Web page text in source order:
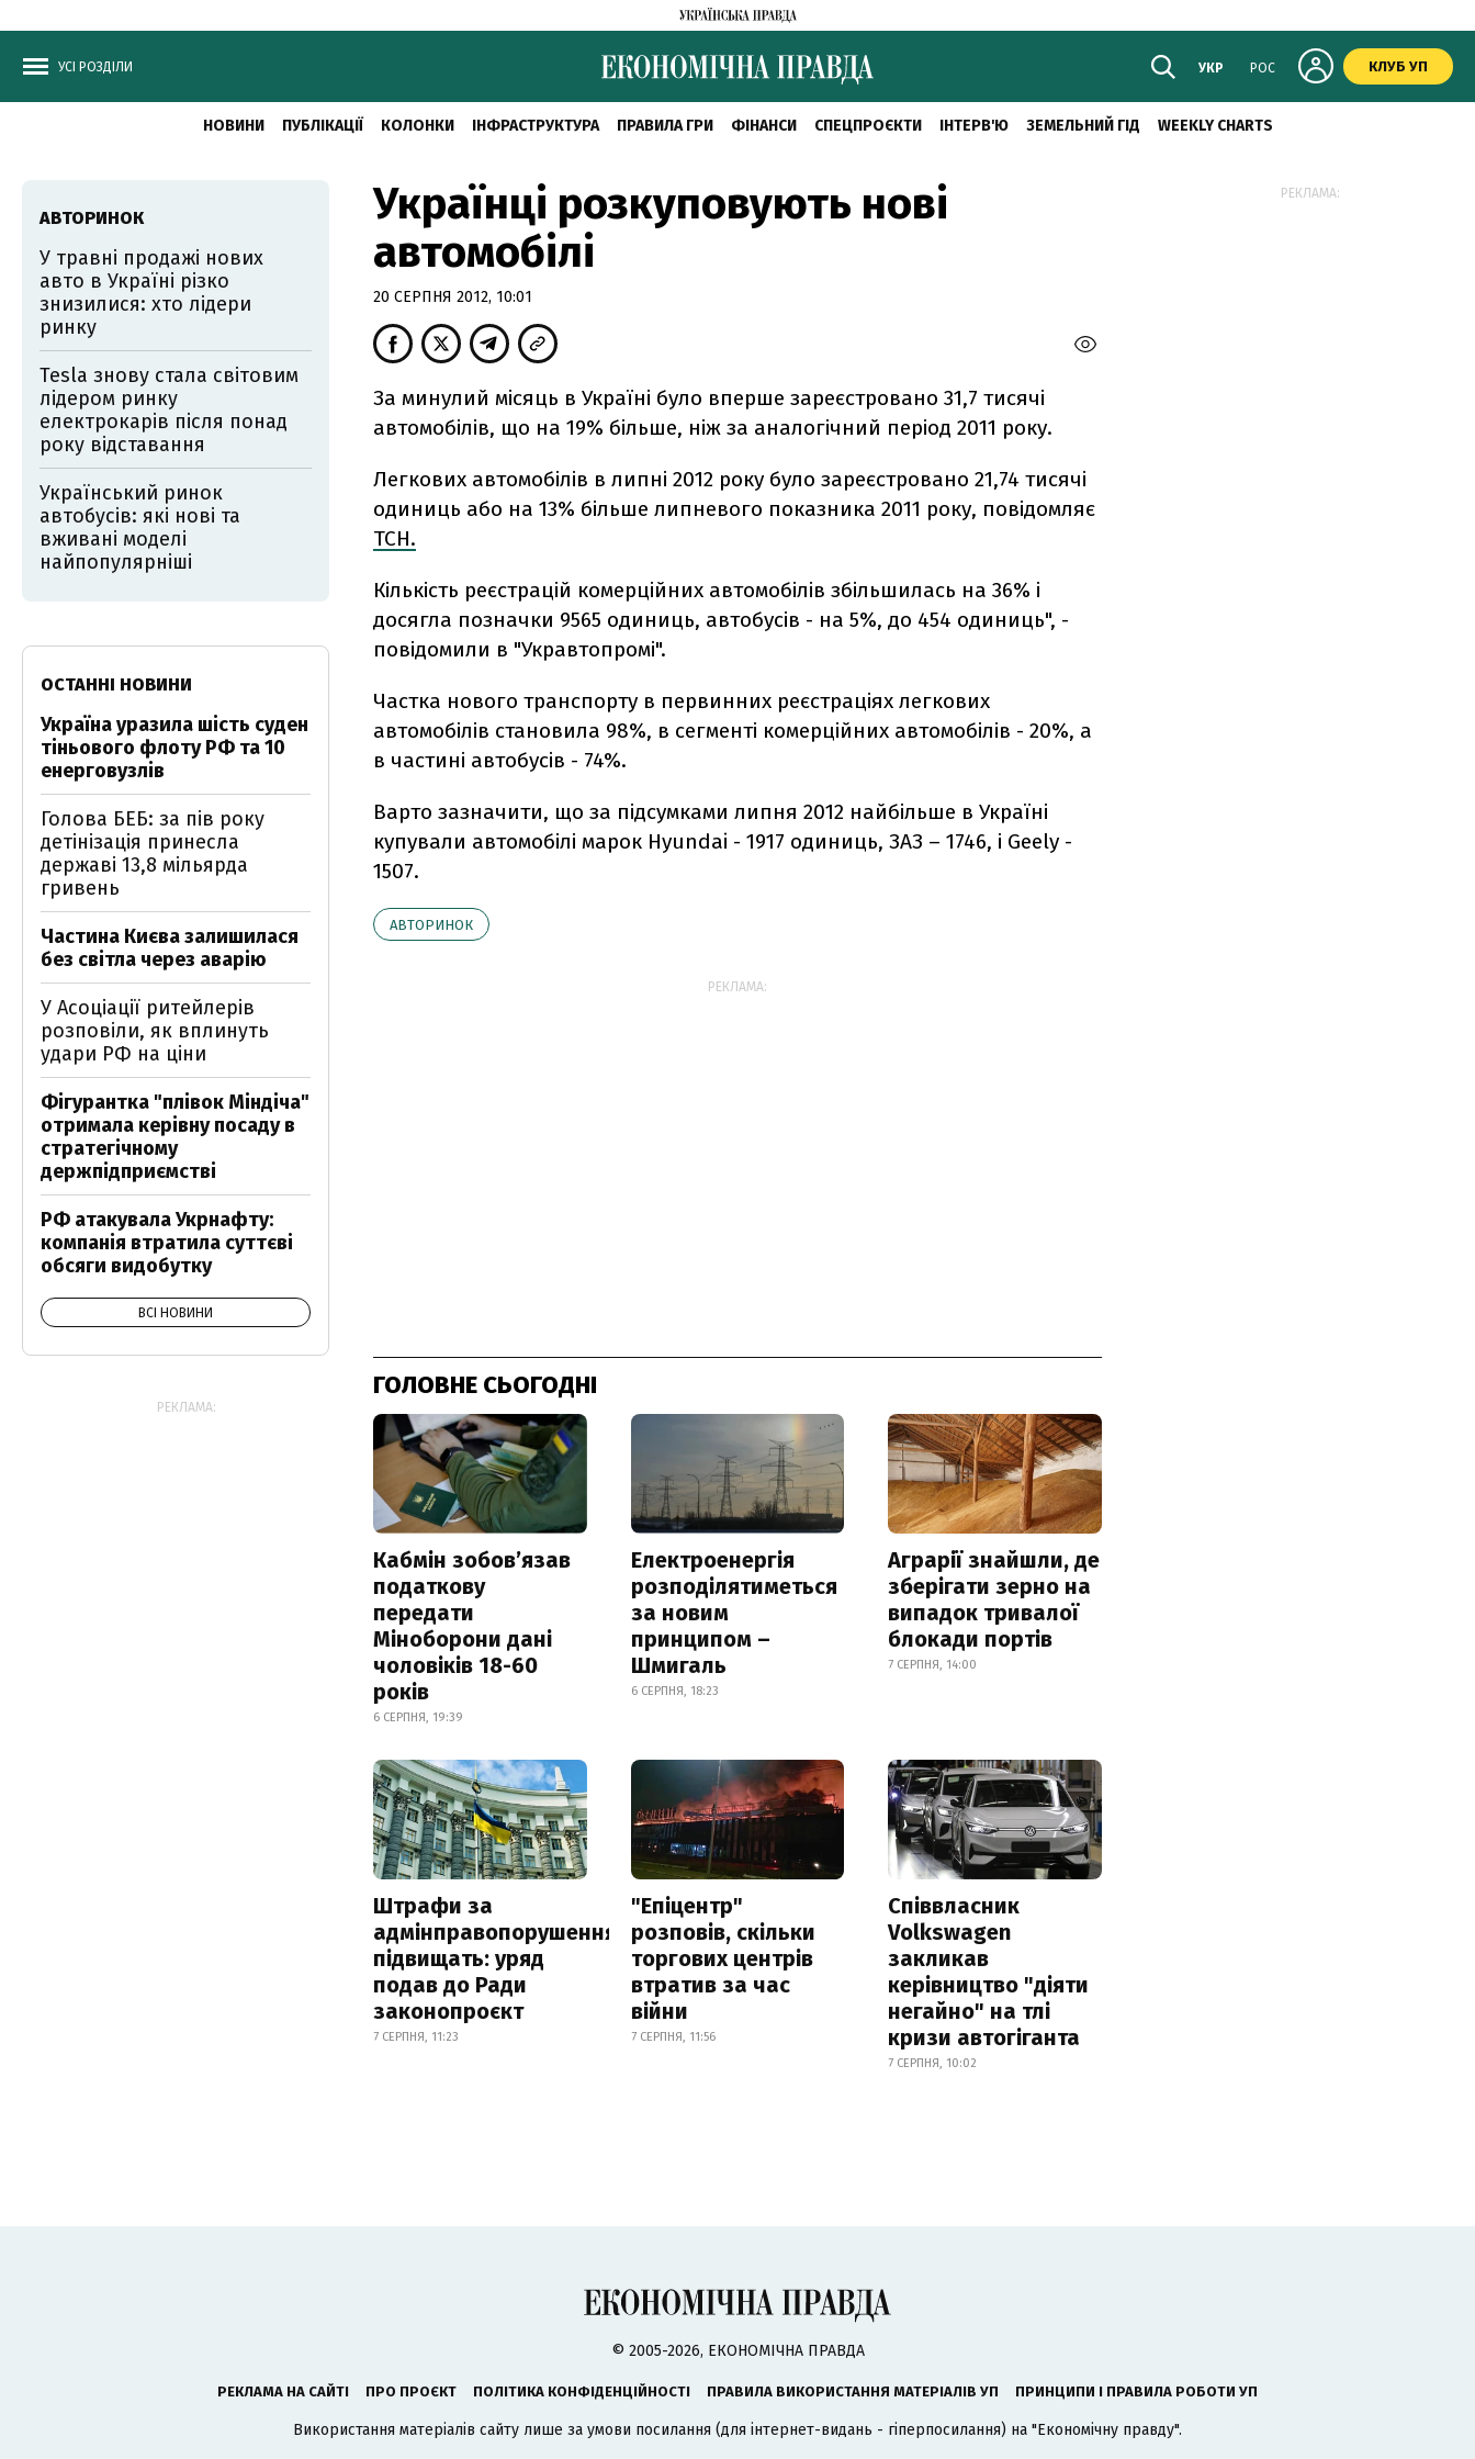
УСІ РОЗДІЛИ УКР РОС КЛУБ УП
НОВИНИ ПУБЛІКАЦІЇ КОЛОНКИ ІНФРАСТРУКТУРА ПРАВИЛА ГРИ ФІНАНСИ СПЕЦПРОЄКТИ ІНТЕРВ'Ю ЗЕМЕЛЬНИЙ ГІД WEEKLY CHARTS
Українці розкуповують нові
автомобілі
20 СЕРПНЯ 2012, 10:01
За минулий місяць в Україні було вперше зареєстровано 31,7 тисячі
автомобілів, що на 19% більше, ніж за аналогічний період 2011 року.
Легкових автомобілів в липні 2012 року було зареєстровано 21,74 тисячі
одиниць або на 13% більше липневого показника 2011 року, повідомляє
ТСН.
Кількість реєстрацій комерційних автомобілів збільшилась на 36% і
досягла позначки 9565 одиниць, автобусів - на 5%, до 454 одиниць", -
повідомили в "Укравтопромі".
Частка нового транспорту в первинних реєстраціях легкових
автомобілів становила 98%, в сегменті комерційних автомобілів - 20%, а
в частині автобусів - 74%.
Варто зазначити, що за підсумками липня 2012 найбільше в Україні
купували автомобілі марок Hyundai - 1917 одиниць, ЗАЗ – 1746, і Geely -
1507.
АВТОРИНОК
РЕКЛАМА:
ГОЛОВНЕ СЬОГОДНІ
Кабмін зобовʼязав
податкову
передати
Міноборони дані
чоловіків 18-60
років
6 СЕРПНЯ, 19:39
Електроенергія
розподілятиметься
за новим
принципом –
Шмигаль
6 СЕРПНЯ, 18:23
Аграрії знайшли, де
зберігати зерно на
випадок тривалої
блокади портів
7 СЕРПНЯ, 14:00
Штрафи за
адмінправопорушення
підвищать: уряд
подав до Ради
законопроєкт
7 СЕРПНЯ, 11:23
"Епіцентр"
розповів, скільки
торгових центрів
втратив за час
війни
7 СЕРПНЯ, 11:56
Співвласник
Volkswagen
закликав
керівництво "діяти
негайно" на тлі
кризи автогіганта
7 СЕРПНЯ, 10:02
АВТОРИНОК
У травні продажі нових
авто в Україні різко
знизилися: хто лідери
ринку
Tesla знову стала світовим
лідером ринку
електрокарів після понад
року відставання
Український ринок
автобусів: які нові та
вживані моделі
найпопулярніші
ОСТАННІ НОВИНИ
Україна уразила шість суден
тіньового флоту РФ та 10
енерговузлів
Голова БЕБ: за пів року
детінізація принесла
державі 13,8 мільярда
гривень
Частина Києва залишилася
без світла через аварію
У Асоціації ритейлерів
розповіли, як вплинуть
удари РФ на ціни
Фігурантка "плівок Міндіча"
отримала керівну посаду в
стратегічному
держпідприємстві
РФ атакувала Укрнафту:
компанія втратила суттєві
обсяги видобутку
ВСІ НОВИНИ
РЕКЛАМА:
РЕКЛАМА:
© 2005-2026, ЕКОНОМІЧНА ПРАВДА
РЕКЛАМА НА САЙТІ ПРО ПРОЄКТ ПОЛІТИКА КОНФІДЕНЦІЙНОСТІ ПРАВИЛА ВИКОРИСТАННЯ МАТЕРІАЛІВ УП ПРИНЦИПИ І ПРАВИЛА РОБОТИ УП
Використання матеріалів сайту лише за умови посилання (для інтернет-видань - гіперпосилання) на "Економічну правду".